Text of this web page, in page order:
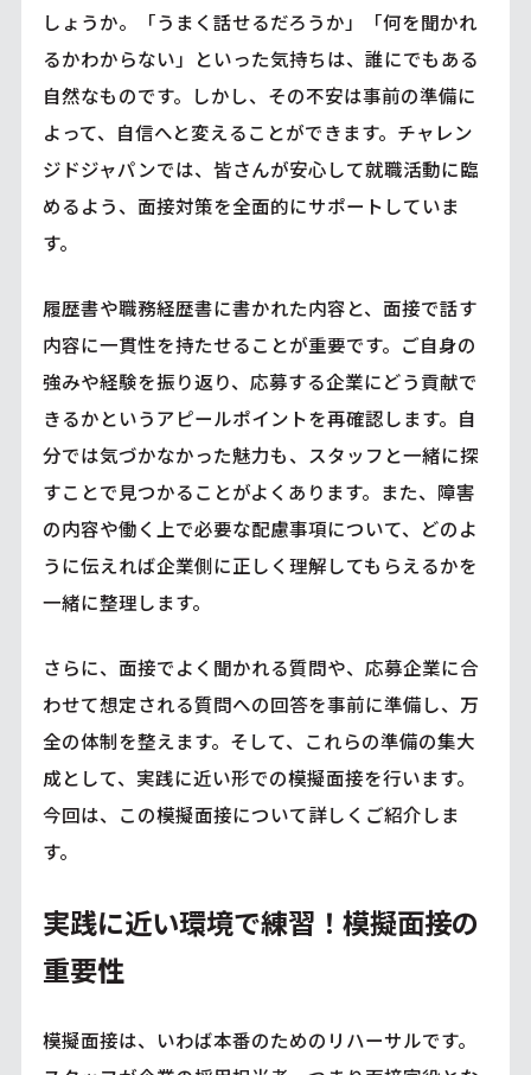
しょうか。「うまく話せるだろうか」「何を聞かれ
るかわからない」といった気持ちは、誰にでもある
自然なものです。しかし、その不安は事前の準備に
よって、自信へと変えることができます。チャレン
ジドジャパンでは、皆さんが安心して就職活動に臨
めるよう、面接対策を全面的にサポートしていま
す。
履歴書や職務経歴書に書かれた内容と、面接で話す
内容に一貫性を持たせることが重要です。ご自身の
強みや経験を振り返り、応募する企業にどう貢献で
きるかというアピールポイントを再確認します。自
分では気づかなかった魅力も、スタッフと一緒に探
すことで見つかることがよくあります。また、障害
の内容や働く上で必要な配慮事項について、どのよ
うに伝えれば企業側に正しく理解してもらえるかを
一緒に整理します。
さらに、面接でよく聞かれる質問や、応募企業に合
わせて想定される質問への回答を事前に準備し、万
全の体制を整えます。そして、これらの準備の集大
成として、実践に近い形での模擬面接を行います。
今回は、この模擬面接について詳しくご紹介しま
す。
実践に近い環境で練習！模擬面接の
重要性
模擬面接は、いわば本番のためのリハーサルです。